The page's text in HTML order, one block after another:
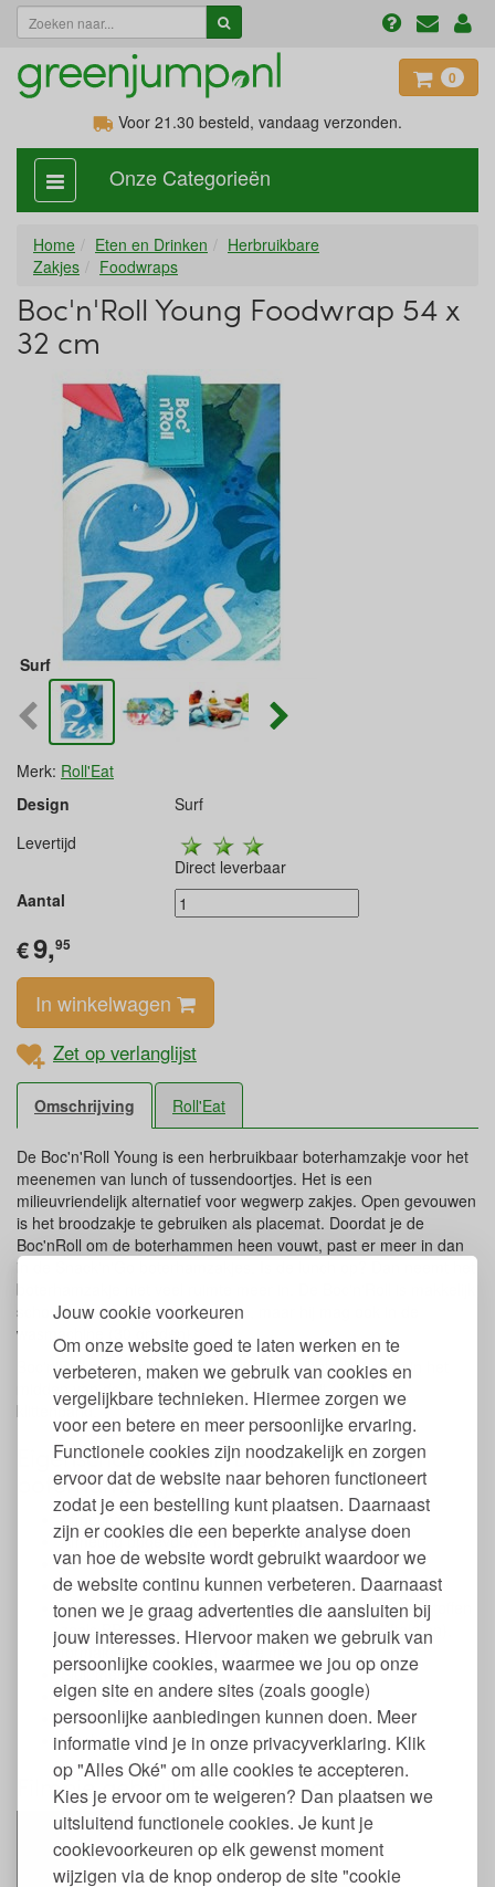
Jouw cookie voorkeuren
Om onze website goed te laten werken en te
verbeteren, maken we gebruik van cookies en
vergelijkbare technieken. Hiermee zorgen we
voor een betere en meer persoonlijke ervaring.
Functionele cookies zijn noodzakelijk en zorgen
ervoor dat de website naar behoren functioneert
zodat je een bestelling kunt plaatsen. Daarnaast
zijn er cookies die een beperkte analyse doen
van hoe de website wordt gebruikt waardoor we
de website continu kunnen verbeteren. Daarnaast
tonen we je graag advertenties die aansluiten bij
jouw interesses. Hiervoor maken we gebruik van
persoonlijke cookies, waarmee we jou op onze
eigen site en andere sites (zoals google)
persoonlijke aanbiedingen kunnen doen. Meer
informatie vind je in onze privacyverklaring. Klik
op "Alles Oké" om alle cookies te accepteren.
Kies je ervoor om te weigeren? Dan plaatsen we
uitsluitend functionele cookies. Je kunt je
cookievoorkeuren op elk gewenst moment
wijzigen via de knop onderop de site "cookie
0
Voor 21.30 besteld, vandaag verzonden.
categorie
aan,
Onze Categorieën
Home Eten en Drinken
Herbruikbare
Zakjes
Foodwraps
Boc'n'Roll Young Foodwrap 54 x
32 cm
Surf
Merk: Roll'Eat
Design
Surf
Levertijd
Direct leverbaar
Aantal
€9,95
In winkelwagen
Zet op verlanglijst
Omschrijving Roll'Eat
De Boc'n'Roll Young is een herbruikbaar boterhamzakje voor het
meenemen van lunch of tussendoortjes. Het is een
milieuvriendelijk alternatief voor wegwerp zakjes. Open gevouwen
is het broodzakje te gebruiken als placemat. Doordat je de
Boc'nRoll om de boterhammen heen vouwt, past er meer in dan
in de Snack'n'Go boterhamzakjes. Is de lunch op? Dan neemt het
boterhamzakje niet veel ruimte meer in. De Boc'n'Roll is makkelijk
schoon te maken met een doekje, maar hij mag ook in de
wasmachine (30 graden).
Boc'n'Roll is eenvoudig in gebruik. Leg je boterhammen in het
midden van de Boc'nRoll, vouw dicht en sluit af met het
klittenband.
Eigenschappen van Boc'n'Roll Young
boterhamzakje
Afmeting uitgevouwen: 54 x 32 cm.
Afmeting opgevouwen: 11 x 15 cm.
Buitenkant van polyester
Binnenkant gelamineerd met veilig TPU
Vrij van hormoonverstorende en andere schadelijke stoffen
zoals BPA, BPS, schadelijke weekmakers (incl. ftalaten),
formaldehyde, PVC en zware metalen
Sluit met klittenband
Voor brood, fruit of snacks
Te gebruiken als placemat
Wasbaar op 30 graden fijnwas
Filmpje gebruik Boc'n'Roll foodwrap